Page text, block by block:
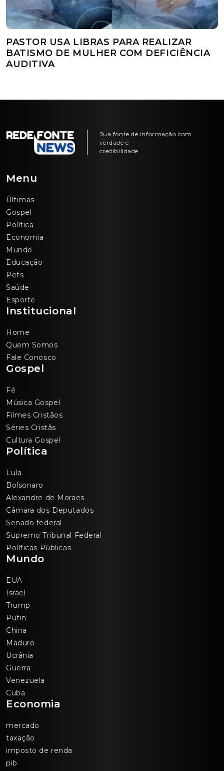
PASTOR USA LIBRAS PARA REALIZAR
BATISMO DE MULHER COM DEFICIÊNCIA
AUDITIVA
Sua fonte de informação com
verdade e
credibilidade.
Menu
Últimas
Gospel
Política
Economia
Mundo
Educação
Pets
Saúde
Esporte
Institucional
Home
Quem Somos
Fale Conosco
Gospel
Fé
Música Gospel
Filmes Cristãos
Séries Cristãs
Cultura Gospel
Política
Lula
Bolsonaro
Alexandre de Moraes
Câmara dos Deputados
Senado federal
Supremo Tribunal Federal
Políticas Públicas
Mundo
EUA
Israel
Trump
Putin
China
Maduro
Ucrânia
Guerra
Venezuela
Cuba
Economia
mercado
taxação
imposto de renda
pib